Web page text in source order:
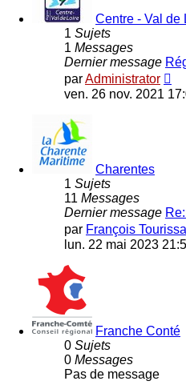
Centre - Val de
1 Sujets
1 Messages
Dernier message
parAdministrator
le
ven. 26 nov. 2021
Charentes
1 Sujets
11 Messages
Dernier message
par François
lun. 22 mai 2023
Franche Conté
0 Sujets
0 Messages
Pas de message